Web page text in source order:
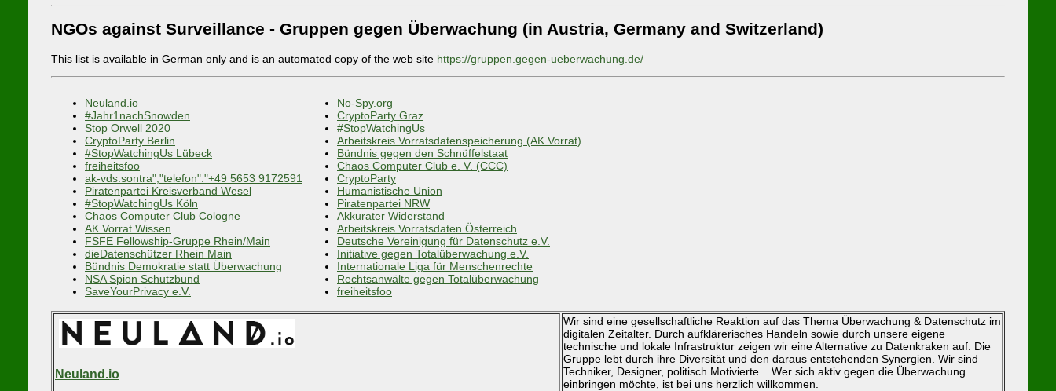
NGOs against Surveillance - Gruppen gegen Überwachung (in Austria, Germany and Switzerland)
This list is available in German only and is an automated copy of the web site https://gruppen.gegen-ueberwachung.de/
Neuland.io
#Jahr1nachSnowden
Stop Orwell 2020
CryptoParty Berlin
#StopWatchingUs Lübeck
freiheitsfoo
ak-vds.sontra","telefon":"+49 5653 9172591
Piratenpartei Kreisverband Wesel
#StopWatchingUs Köln
Chaos Computer Club Cologne
AK Vorrat Wissen
FSFE Fellowship-Gruppe Rhein/Main
dieDatenschützer Rhein Main
Bündnis Demokratie statt Überwachung
NSA Spion Schutzbund
SaveYourPrivacy e.V.
No-Spy.org
CryptoParty Graz
#StopWatchingUs
Arbeitskreis Vorratsdatenspeicherung (AK Vorrat)
Bündnis gegen den Schnüffelstaat
Chaos Computer Club e. V. (CCC)
CryptoParty
Humanistische Union
Piratenpartei NRW
Akkurater Widerstand
Arbeitskreis Vorratsdaten Österreich
Deutsche Vereinigung für Datenschutz e.V.
Initiative gegen Totalüberwachung e.V.
Internationale Liga für Menschenrechte
Rechtsanwälte gegen Totalüberwachung
freiheitsfoo
Neuland.io
Wir sind eine gesellschaftliche Reaktion auf das Thema Überwachung & Datenschutz im
digitalen Zeitalter. Durch aufklärerisches Handeln sowie durch unsere eigene
technische und lokale Infrastruktur zeigen wir eine Alternative zu Datenkraken auf. Die
Gruppe lebt durch ihre Diversität und den daraus entstehenden Synergien. Wir sind
Techniker, Designer, politisch Motivierte... Wer sich aktiv gegen die Überwachung
einbringen möchte, ist bei uns herzlich willkommen.